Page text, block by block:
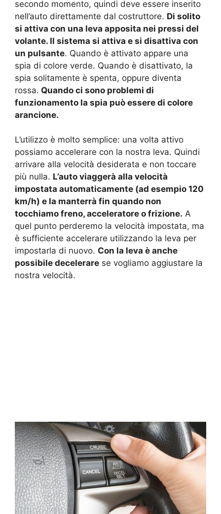
secondo momento, quindi deve essere inserito
nell’auto direttamente dal costruttore. Di solito
si attiva con una leva apposita nei pressi del
volante. Il sistema si attiva e si disattiva con
un pulsante. Quando è attivato appare una
spia di colore verde. Quando è disattivato, la
spia solitamente è spenta, oppure diventa
rossa. Quando ci sono problemi di
funzionamento la spia può essere di colore
arancione.
L’utilizzo è molto semplice: una volta attivo
possiamo accelerare con la nostra leva. Quindi
arrivare alla velocità desiderata e non toccare
più nulla. L’auto viaggerà alla velocità
impostata automaticamente (ad esempio 120
km/h) e la manterrà fin quando non
tocchiamo freno, acceleratore o frizione. A
quel punto perderemo la velocità impostata, ma
è sufficiente accelerare utilizzando la leva per
impostarla di nuovo. Con la leva è anche
possibile decelerare se vogliamo aggiustare la
nostra velocità.